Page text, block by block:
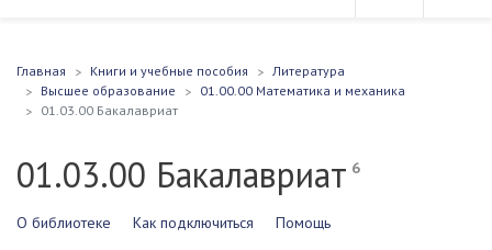
Главная Книги и учебные пособия
Литература
Высшее образование
01.00.00 Математика и механика
01.03.00 Бакалавриат
01.03.00 Бакалавриат6
О библиотеке Как подключиться Помощь